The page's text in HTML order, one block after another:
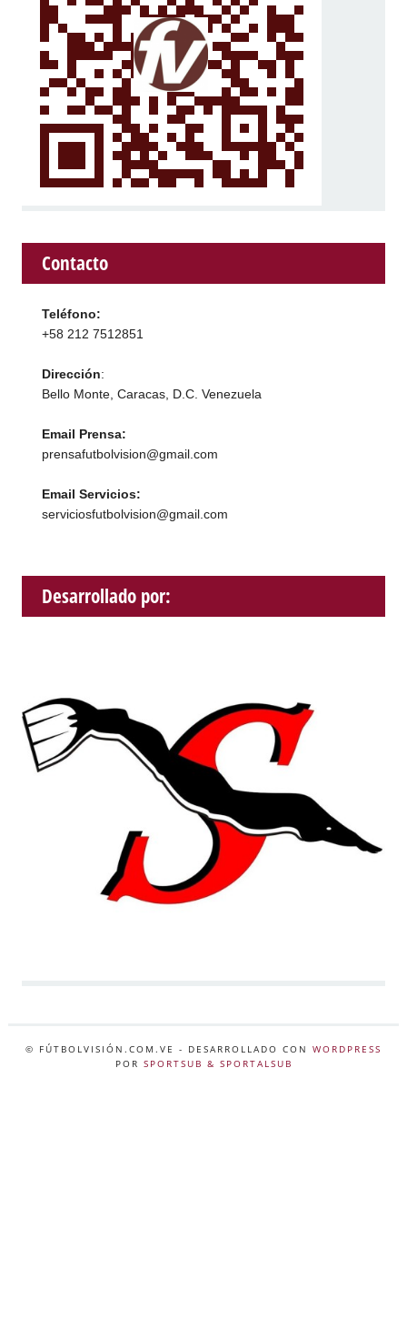
Contacto
Teléfono:
+58 212 7512851
Dirección:
Bello Monte, Caracas, D.C. Venezuela
Email Prensa:
prensafutbolvision@gmail.com
Email Servicios:
serviciosfutbolvision@gmail.com
Desarrollado por:
© FÚTBOLVISIÓN.COM.VE - DESARROLLADO CON WORDPRESS
POR SPORTSUB & SPORTALSUB